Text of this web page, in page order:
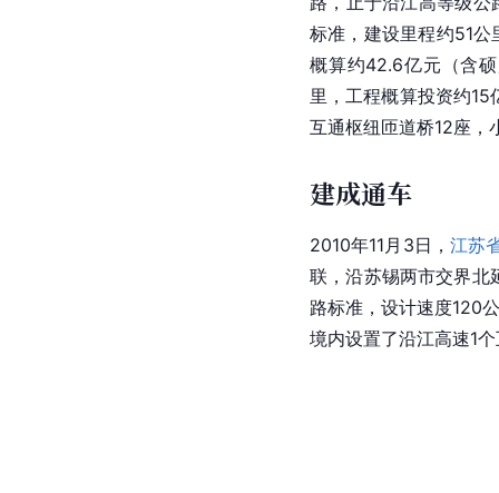
标准，建设里程约51
概算约42.6亿元（含
里，工程概算投资约
互通枢纽匝道桥12座，
建成通车
2010年11月3日， 江苏
联，沿苏锡两市交界北
路标准，设计速度120
境内设置了沿江高速1